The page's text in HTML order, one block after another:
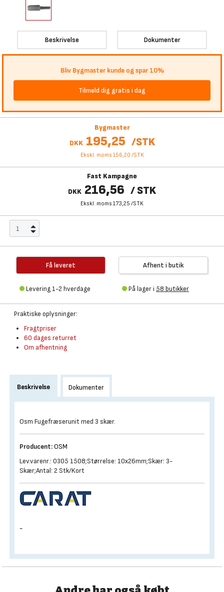
Beskrivelse Dokumenter
Bliv Bygmaster kunde og spar 10%
Tilmeld dig gratis i dag
Bygmaster
DKK 195,25 /STK
Ekskl. moms 156,20 /STK
Fast Kampagne
DKK 216,56 /STK
Ekskl. moms 173,25 /STK
Få leveret
Levering 1-2 hverdage
Afhent i butik
På lager i 58 butikker
Praktiske oplysninger:
Fragtpriser
60 dages returret
Om afhentning
Beskrivelse Dokumenter
Osm Fugefræserunit med 3 skær.
Producent:OSM
Lev.varenr.: 0305 1508;Størrelse: 10x26mm;Skær: 3-
Skær;Antal: 2 Stk/Kort
-